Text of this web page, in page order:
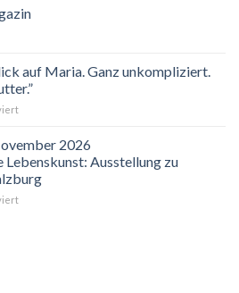
sind
eingeladen!
auf Maria. Ganz unkompliziert.
für
hilft
der
Blick
auf
Maria.
2026
Lebenskunst: Ausstellung zu
für